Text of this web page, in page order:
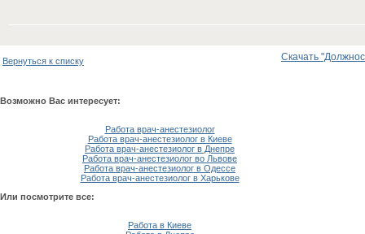
Вернуться к списку Скачать
Возможно Вас интересует:
Работа врач-анестезиолог
Работа врач-анестезиолог в Киеве
Работа врач-анестезиолог в Днепре
Работа врач-анестезиолог во Львове
Работа врач-анестезиолог в Одессе
Работа врач-анестезиолог в Харькове
Или посмотрите все:
Работа в Киеве